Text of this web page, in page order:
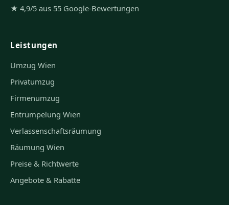
★ 4,9/5 aus 55 Google-Bewertungen
Leistungen
Umzug Wien
Privatumzug
Firmenumzug
Entrümpelung Wien
Verlassenschaftsräumung
Räumung Wien
Preise & Richtwerte
Angebote & Rabatte